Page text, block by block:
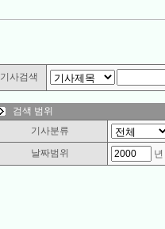
기사검색
검색 범위
기사분류
날짜범위